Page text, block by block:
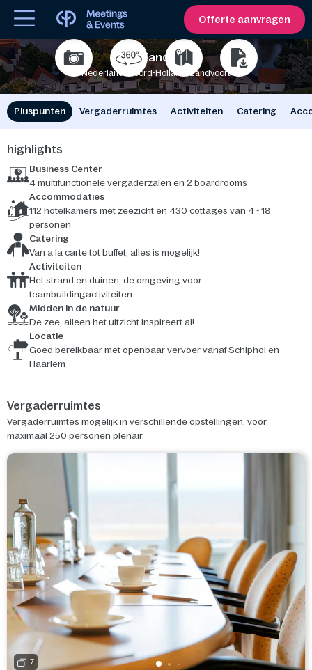
Offerte aanvragen
Park Zandvoort
Nederland, Noord-Holland, Zandvoort
Pluspunten Vergaderruimtes Activiteiten Catering
highlights
Business Center
4 multifunctionele vergaderzalen en 2 boardrooms
Accommodaties
112 hotelkamers met zeezicht en 430 cottages van 4 - 18
personen
Catering
Van a la carte tot buffet, alles is mogelijk!
Activiteiten
Het strand en duinen, de omgeving voor
teambuildingactiviteiten
Midden in de natuur
De zee, alleen het uitzicht inspireert al!
Locatie
Goed bereikbaar met openbaar vervoer vanaf Schiphol en
Haarlem
Vergaderruimtes
Vergaderruimtes mogelijk in verschillende opstellingen, voor
maximaal 250 personen plenair.
7